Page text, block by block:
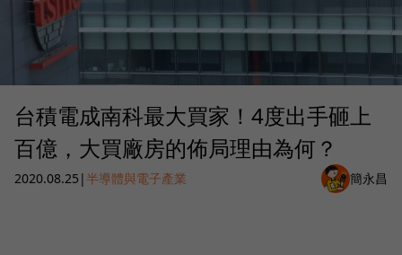
台積電成南科最大買家！4度出手砸上
百億，大買廠房的佈局理由為何？
2020.08.25 |半導體與電子產業 簡永昌